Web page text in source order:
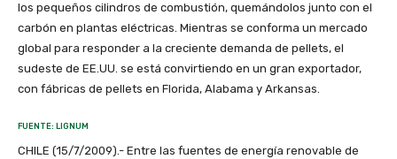
los pequeños cilindros de combustión, quemándolos junto con el
carbón en plantas eléctricas. Mientras se conforma un mercado
global para responder a la creciente demanda de pellets, el
sudeste de EE.UU. se está convirtiendo en un gran exportador,
con fábricas de pellets en Florida, Alabama y Arkansas.
FUENTE: LIGNUM
CHILE (15/7/2009).- Entre las fuentes de energía renovable de